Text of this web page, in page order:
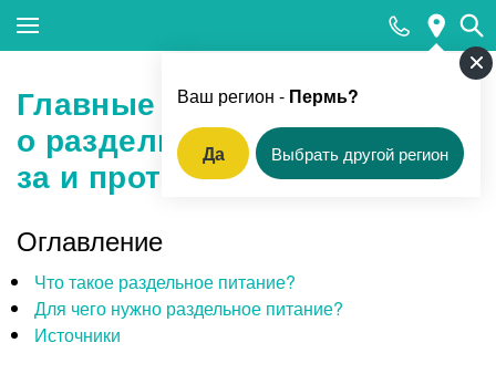
Ваш регион - Пермь?
Да Выбрать другой регион
Популярные запросы
КТ
Прием гинеколога
Главные факты
о раздельном питании:
за и против
Оглавление
Что такое раздельное питание?
Для чего нужно раздельное питание?
Источники